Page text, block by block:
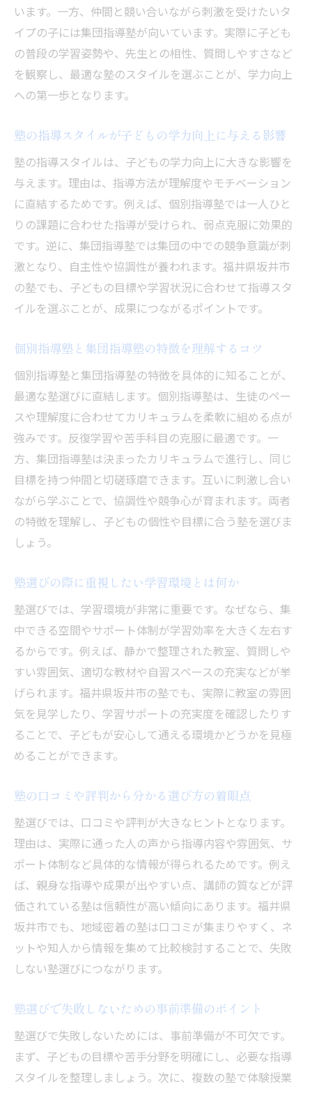
塾のサポート体制とフォロー方法を比較し
てみる
個別指導塾が子どもに与える学習効果とは
集団指導塾で得られる協調性や競争心の伸
ばし方
探る
塾の違いを知って後悔しない選択を目指す
塾選択で迷う方へ指導法の特徴を比較
塾の指導法ごとの学力向上のポイントを解
説
個別指導塾の柔軟な対応力とメリットに注
目
集団指導塾が伸ばす自主性と仲間意識を考
える
塾ごとの講師の質やサポート体制を比較す
塾選びで参考にしたい保護者の体験談と意
見
子どもの目標に合った塾選びのステップを
提案
学力アップに最適な塾の選び方とは
塾選びで重視すべき学力アップのための要
素
集団指導塾のモチベーション向上の秘訣を
探る
塾の指導内容が成績向上に与える影響を考
察
塾選びで見落としがちなチェックポイント
紹介
長期的な学力向上を実現する塾の選び方と
は
る
解説
集団指導塾で伸びるタイプの子どもを見極
める
子どもの性格別に選ぶ塾の指導スタイルと
は
塾での学習ペースに合う選び方のコツを伝
授
える
子どもの将来目標に合わせた塾の選択法
指導スタイル別メリット・デメリット紹介
塾の個別指導と集団指導の長所と短所を整
います。一方、仲間と競い合いながら刺激を受けたいタ
イプの子には集団指導塾が向いています。実際に子ども
の普段の学習姿勢や、先生との相性、質問しやすさなど
を観察し、最適な塾のスタイルを選ぶことが、学力向上
への第一歩となります。
塾の指導スタイルが子どもの学力向上に与える影響
塾の指導スタイルは、子どもの学力向上に大きな影響を
与えます。理由は、指導方法が理解度やモチベーション
に直結するためです。例えば、個別指導塾では一人ひと
りの課題に合わせた指導が受けられ、弱点克服に効果的
です。逆に、集団指導塾では集団の中での競争意識が刺
激となり、自主性や協調性が養われます。福井県坂井市
の塾でも、子どもの目標や学習状況に合わせて指導スタ
イルを選ぶことが、成果につながるポイントです。
個別指導塾と集団指導塾の特徴を理解するコツ
個別指導塾と集団指導塾の特徴を具体的に知ることが、
最適な塾選びに直結します。個別指導塾は、生徒のペー
スや理解度に合わせてカリキュラムを柔軟に組める点が
強みです。反復学習や苦手科目の克服に最適です。一
方、集団指導塾は決まったカリキュラムで進行し、同じ
目標を持つ仲間と切磋琢磨できます。互いに刺激し合い
ながら学ぶことで、協調性や競争心が育まれます。両者
の特徴を理解し、子どもの個性や目標に合う塾を選びま
しょう。
塾選びの際に重視したい学習環境とは何か
塾選びでは、学習環境が非常に重要です。なぜなら、集
中できる空間やサポート体制が学習効率を大きく左右す
るからです。例えば、静かで整理された教室、質問しや
すい雰囲気、適切な教材や自習スペースの充実などが挙
げられます。福井県坂井市の塾でも、実際に教室の雰囲
気を見学したり、学習サポートの充実度を確認したりす
ることで、子どもが安心して通える環境かどうかを見極
めることができます。
塾の口コミや評判から分かる選び方の着眼点
塾選びでは、口コミや評判が大きなヒントとなります。
理由は、実際に通った人の声から指導内容や雰囲気、サ
ポート体制など具体的な情報が得られるためです。例え
ば、親身な指導や成果が出やすい点、講師の質などが評
価されている塾は信頼性が高い傾向にあります。福井県
坂井市でも、地域密着の塾は口コミが集まりやすく、ネ
ットや知人から情報を集めて比較検討することで、失敗
しない塾選びにつながります。
塾選びで失敗しないための事前準備のポイント
塾選びで失敗しないためには、事前準備が不可欠です。
まず、子どもの目標や苦手分野を明確にし、必要な指導
スタイルを整理しましょう。次に、複数の塾で体験授業